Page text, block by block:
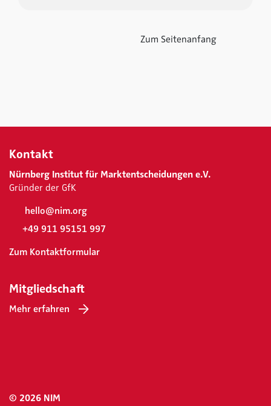
Zum Seitenanfang
Kontakt
Nürnberg Institut für Marktentscheidungen e.V.
Gründer der GfK
hello@nim.org
+49 911 95151 997
Zum Kontaktformular
Mitgliedschaft
Mehr erfahren
© 2026 NIM